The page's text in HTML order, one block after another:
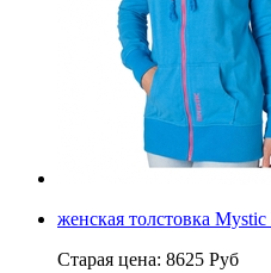
женская толстовка
Старая цена: 8625 Руб